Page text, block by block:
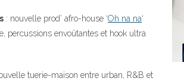
: nouvelle prod’ afro-house ‘Oh na na‘
percussions envoûtantes et hook ultra
tuerie-maison entre urban, R&B et